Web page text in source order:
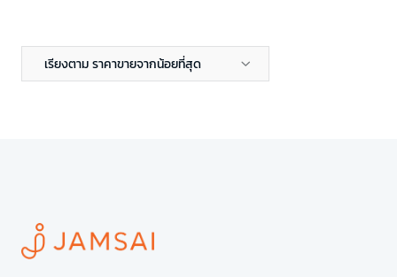
เรียงตาม ราคาขายจากน้อยที่สุด